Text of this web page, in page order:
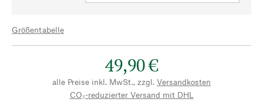
Größentabelle
49,90 €
alle Preise inkl. MwSt., zzgl. Versandkosten
CO₂-reduzierter Versand mit DHL